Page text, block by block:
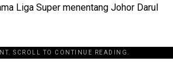
Liga Super menentang Johor Darul
SCROLL TO CONTINUE READING.